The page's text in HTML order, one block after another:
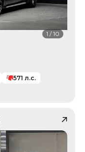
1 /10
571 л.с.